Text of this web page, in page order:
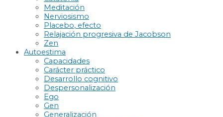
Meditación
Nerviosismo
Placebo, efecto
Relajación progresiva de Jacobson
Zen
Autoestima
Capacidades
Carácter práctico
Desarrollo cognitivo
Despersonalización
Ego
Gen
Generalización